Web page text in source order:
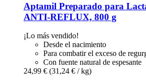
Aptamil Preparado para
ANTI-​REFLUX, 800 g
¡Lo más vendido!
Desde el nacimiento
Para combatir el exceso de
Con fuente natural de espesante
24,99 € (31,24 € / kg)